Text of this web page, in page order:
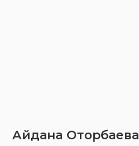
Айдана Оторбаева